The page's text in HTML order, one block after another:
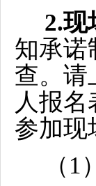
2.现
知承诺
查。请
人报
参加现
（